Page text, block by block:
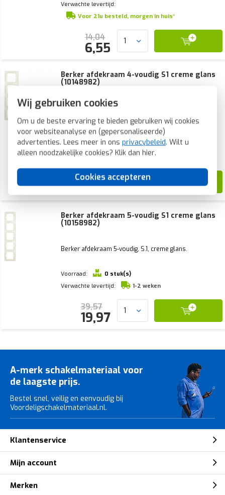
Wij gebruiken cookies
Om u de beste ervaring te bieden gebruiken wij cookies
voor websiteanalyse en (gepersonaliseerde)
advertenties. Lees meer in ons privacybeleid. Wilt u
alleen noodzakelijke cookies? Klik dan hier.
Cookies accepteren
Verwachte levertijd:
Voor 21u besteld, morgen in huis*
14,04
6,55
Berker afdekraam 4-voudig S1 creme glans
(10148982)
Berker afdekraam 4-voudig, S.1, creme glans.
Voorraad:
4 stuk(s)
Verwachte levertijd:
Voor 21u besteld, morgen in huis*
22,75
10,19
Berker afdekraam 5-voudig S1 creme glans
(10158982)
Berker afdekraam 5-voudig, S.1, creme glans.
Voorraad:
0 stuk(s)
Verwachte levertijd:
1-2 weken
39,57
19,97
A-merk schakelmateriaal voor
de laagste prijs.
Bestel snel, veilig en eenvoudig bij
Voordeligschakelmateriaal.nl.
Klantenservice
Mijn account
Merken